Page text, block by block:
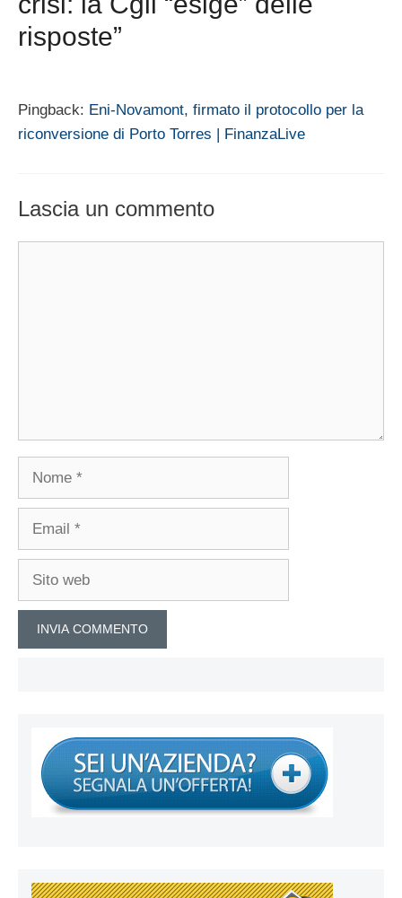
risposte”
Pingback: Eni-Novamont, firmato il protocollo per la
riconversione di Porto Torres | FinanzaLive
Lascia un commento
Nome
Email
Sito